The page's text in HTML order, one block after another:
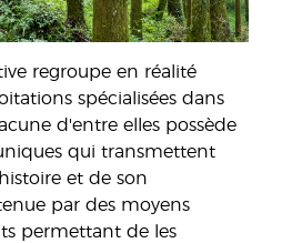
regroupe en réalité
spécialisées dans
d'entre elles possède
qui transmettent
et de son
par des moyens
permettant de les